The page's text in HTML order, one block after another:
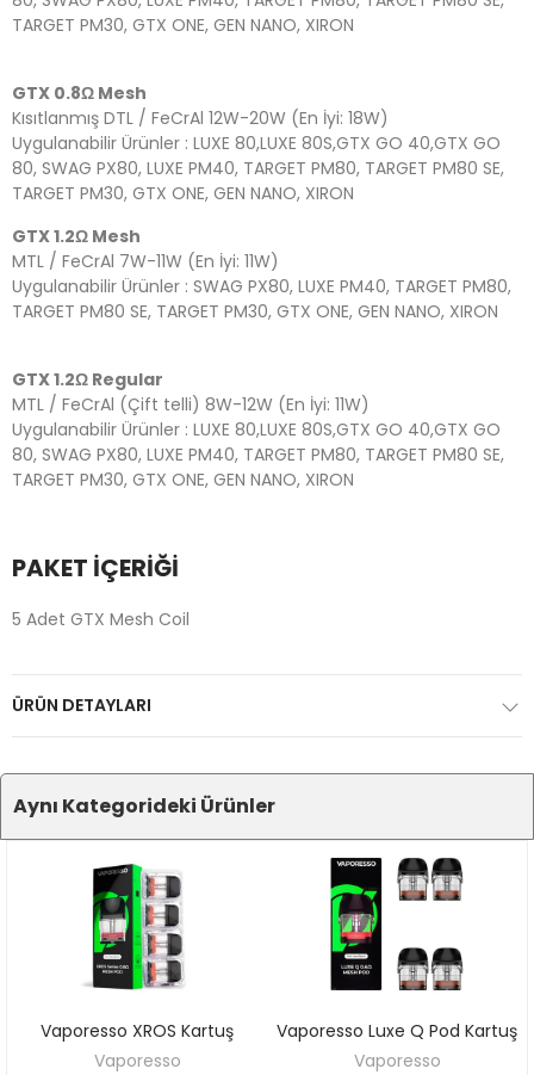
TARGET PM30, GTX ONE, GEN NANO, XIRON
GTX 0.8Ω Mesh
Kısıtlanmış DTL / FeCrAl 12W-20W (En İyi: 18W)
Uygulanabilir Ürünler : LUXE 80,LUXE 80S,GTX GO 40,GTX GO
80, SWAG PX80, LUXE PM40, TARGET PM80, TARGET PM80 SE,
TARGET PM30, GTX ONE, GEN NANO, XIRON
GTX 1.2Ω Mesh
MTL / FeCrAl 7W-11W (En İyi: 11W)
Uygulanabilir Ürünler : SWAG PX80, LUXE PM40, TARGET PM80,
TARGET PM80 SE, TARGET PM30, GTX ONE, GEN NANO, XIRON
GTX 1.2Ω Regular
MTL / FeCrAl (Çift telli) 8W-12W (En İyi: 11W)
Uygulanabilir Ürünler : LUXE 80,LUXE 80S,GTX GO 40,GTX GO
80, SWAG PX80, LUXE PM40, TARGET PM80, TARGET PM80 SE,
TARGET PM30, GTX ONE, GEN NANO, XIRON
PAKET İÇERİĞİ
5 Adet GTX Mesh Coil
ÜRÜN DETAYLARI
Aynı Kategorideki Ürünler
SEPETE EKLE
Vaporesso XROS Kartuş
Vaporesso
SEPETE EKLE
Vaporesso Luxe Q Pod Kartuş
Vaporesso